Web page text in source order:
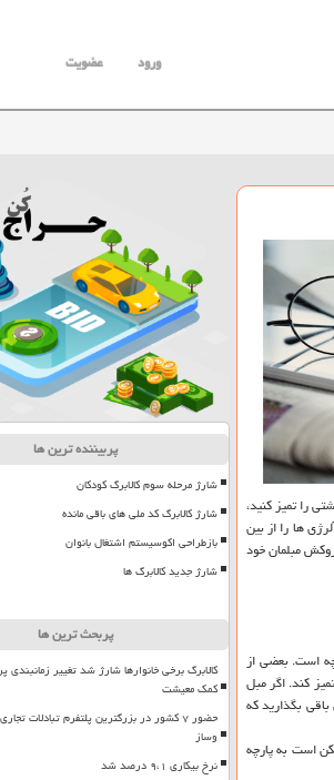
ورود عضویت
را تمیز کنید،
ها را از بین
مبلمان خود
است. بعضی از
کند. اگر مبل
بگذارید که
است به پارچه
پربیننده ترین ها
شارژ مرحله سوم کالابرگ کودکان
شارژ کالابرگ کد ملی های باقی مانده
بازطراحی اکوسیستم اشتغال بانوان
شارژ جدید کالابرگ ها
پربحث ترین ها
کالابرگ برخی خانوارها شارژ شد تغییر زمانبندی
کمک معیشت
حضور ۷ کشور در بزرگترین پلتفرم تبادلات
وساز
نرخ بیکاری ۹،۱ درصد شد